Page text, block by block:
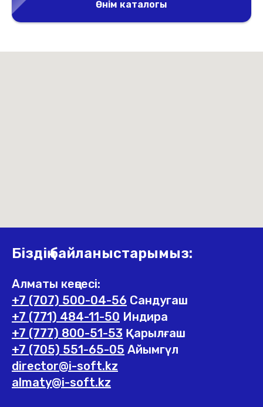
Өнім каталогы
Біздің байланыстарымыз:
Алматы кеңсесі:
+7 (707) 500-04-56 Сандугаш
+7 (771) 484-11-50 Индира
+7 (777) 800-51-53 Қарылғаш
+7 (705) 551-65-05 Айымгүл
director@i-soft.kz
almaty@i-soft.kz